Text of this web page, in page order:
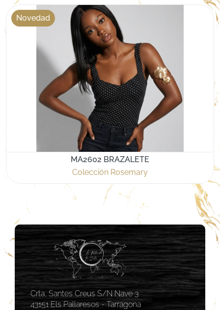
Novedad
MA2602 BRAZALETE
Colección Rosemary
Crta, Santes Creus S/N Nave 3
43151 Els Pallaresos - Tarragona